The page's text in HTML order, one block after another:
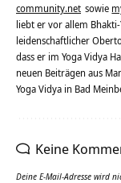
community.net sowie
liebt er vor allem
leidenschaftlicher
dass er im Yoga Vidya
neuen Beiträgen aus
Yoga Vidya in Bad
Keine
Deine E-Mail-Adresse wird